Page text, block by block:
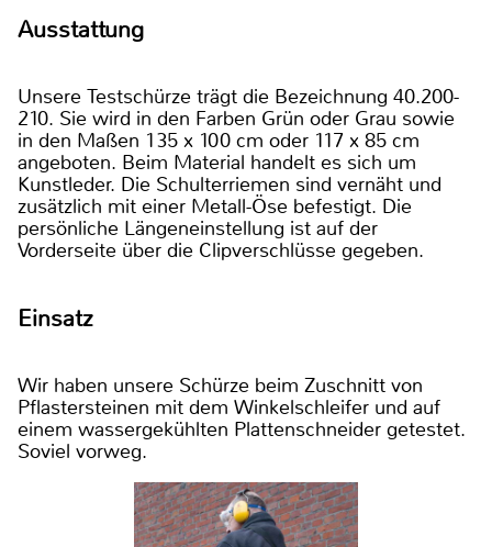
Ausstattung
Unsere Testschürze trägt die Bezeichnung 40.200-
210. Sie wird in den Farben Grün oder Grau sowie
in den Maßen 135 x 100 cm oder 117 x 85 cm
angeboten. Beim Material handelt es sich um
Kunstleder. Die Schulterriemen sind vernäht und
zusätzlich mit einer Metall-Öse befestigt. Die
persönliche Längeneinstellung ist auf der
Vorderseite über die Clipverschlüsse gegeben.
Einsatz
Wir haben unsere Schürze beim Zuschnitt von
Pflastersteinen mit dem Winkelschleifer und auf
einem wassergekühlten Plattenschneider getestet.
Soviel vorweg.